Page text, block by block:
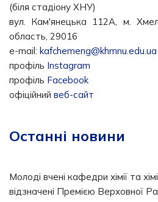
(біля стадіону ХНУ)
вул. Кам'янецька 112А, м.
область, 29016
e-mail: kafchemeng@khmnu.edu.ua
профіль Instagram
профіль Facebook
офіційний веб-сайт
Останні новини
Молоді вчені кафедри хімії та
відзначені Премією Верховної